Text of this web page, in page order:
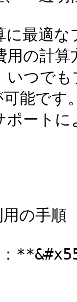
最適な
の計算
つで
能です
ートに
の手順